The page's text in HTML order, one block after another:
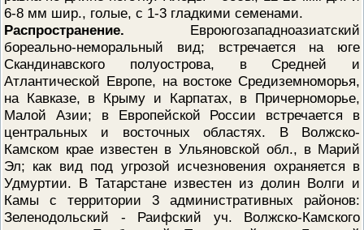
6-8 мм шир., голые, с 1-3 гладкими семенами.
Распространение. Евроюгозападноазиатский
бореально-неморальный вид; встречается на юге
Скандинавского полуострова, в Средней и
Атлантической Европе, на востоке Средиземноморья,
на Кавказе, в Крыму и Карпатах, в Причерноморье,
Малой Азии; в Европейской России встречается в
центральных и восточных областях. В Волжско-
Камском крае известен в Ульяновской обл., в Марий
Эл; как вид под угрозой исчезновения охраняется в
Удмуртии. В Татарстане известен из долин Волги и
Камы с территории 3 административных районов:
Зеленодольский - Раифский уч. Волжско-Камского